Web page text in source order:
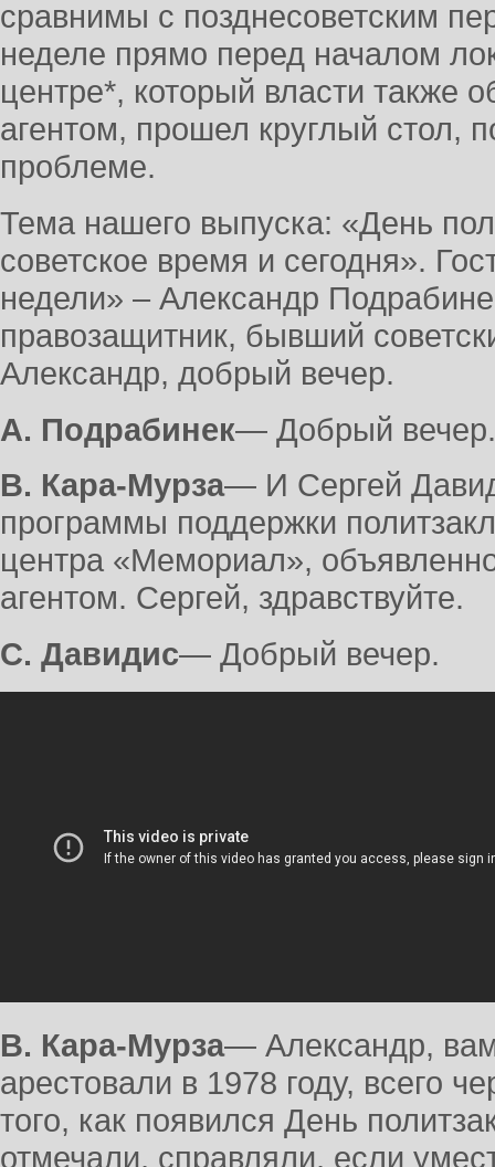
сравнимы с позднесоветским
неделе прямо перед началом
центре*, который власти также
агентом, прошел круглый стол,
проблеме.
Тема нашего выпуска: «День
советское время и сегодня».
недели» – Александр
правозащитник, бывший
Александр, добрый вечер.
А. Подрабинек― Добрый вечер.
В. Кара-Мурза― И Сергей
программы поддержки
центра «Мемориал»,
агентом. Сергей, здравствуйте.
С. Давидис― Добрый вечер.
В. Кара-Мурза― Александр,
арестовали в 1978 году, всего
того, как появился День
отмечали, справляли, если